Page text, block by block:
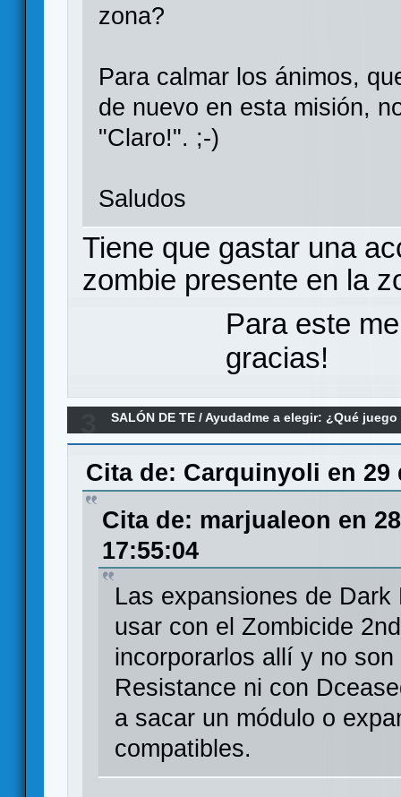
zona?
Para calmar los ánimos,
de nuevo en esta misión,
"Claro!". ;-)
Saludos
Tiene que gastar una
zombie presente en la
Para este
gracias!
SALÓN DE TE /Ayudadme a elegir: ¿Qué
zombicide elegir
Cita de: Carquinyoli en 29
Cita de: marjualeon en
17:55:04
Las expansiones de
usar con el Zombicide
incorporarlos allí y no
Resistance ni con
a sacar un módulo o
compatibles.